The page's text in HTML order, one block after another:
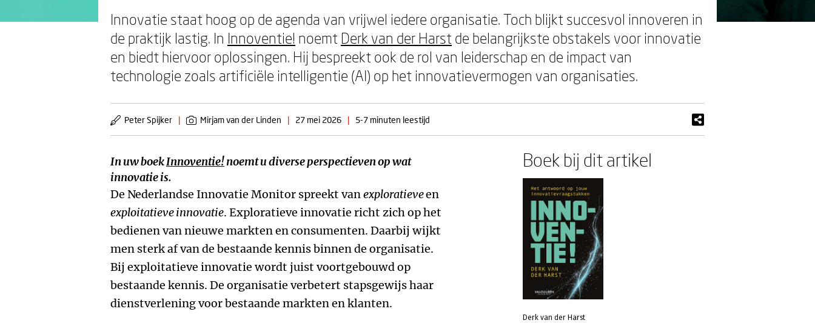
Innovatie staat hoog op de agenda van vrijwel iedere organisatie. Toch blijkt succesvol innoveren in
de praktijk lastig. In Innoventie! noemt Derk van der Harst de belangrijkste obstakels voor innovatie
en biedt hiervoor oplossingen. Hij bespreekt ook de rol van leiderschap en de impact van
technologie zoals artificiële intelligentie (AI) op het innovatievermogen van organisaties.
Peter Spijker | Mirjam van der Linden | 27 mei 2026 | 5-7 minuten leestijd
In uw boekInnoventie!noemt u diverse perspectieven op wat
innovatie is.
De Nederlandse Innovatie Monitor spreekt vanexploratieveen
exploitatieve innovatie. Exploratieve innovatie richt zich op het
bedienen van nieuwe markten en consumenten. Daarbij wijkt
men sterk af van de bestaande kennis binnen de organisatie.
Bij exploitatieve innovatie wordt juist voortgebouwd op
bestaande kennis. De organisatie verbetert stapsgewijs haar
dienstverlening voor bestaande markten en klanten.
Boek bij dit artikel
Derk van der Harst